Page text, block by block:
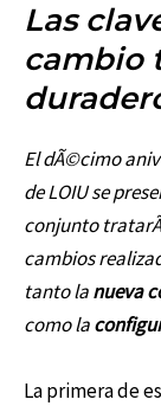
Las
cambio
El dÃ©cimo
de LOIU se
conjunto
cambios
tanto lanueva
como la
La primera de